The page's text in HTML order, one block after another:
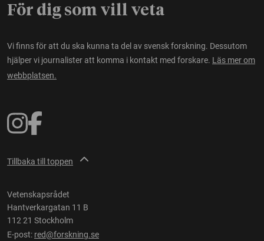
För dig som vill veta
Vi finns för att du ska kunna ta del av svensk forskning. Dessutom
hjälper vi journalister att komma i kontakt med forskare. Läs mer om
webbplatsen.
Tillbaka till toppen
Vetenskapsrådet
Hantverkargatan 11 B
112 21 Stockholm
E-post: red@forskning.se